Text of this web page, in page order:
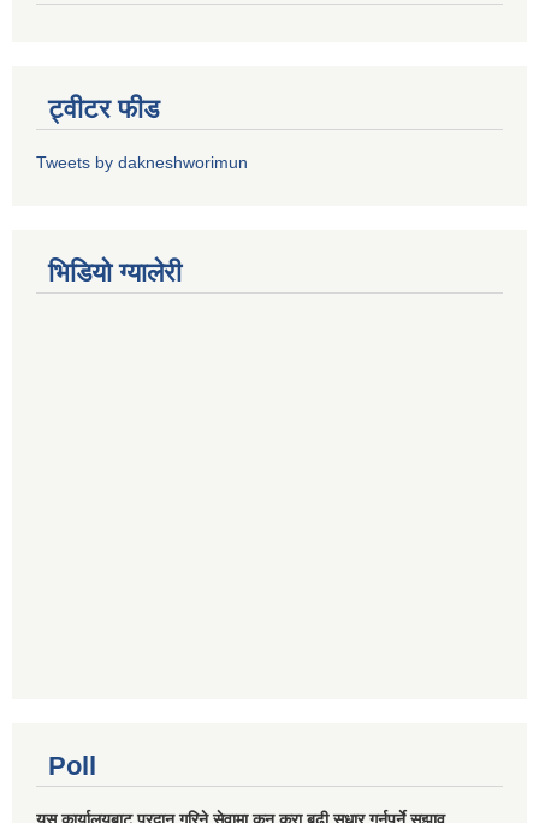
ट्वीटर फीड
Tweets by dakneshworimun
भिडियाे ग्यालेरी
Poll